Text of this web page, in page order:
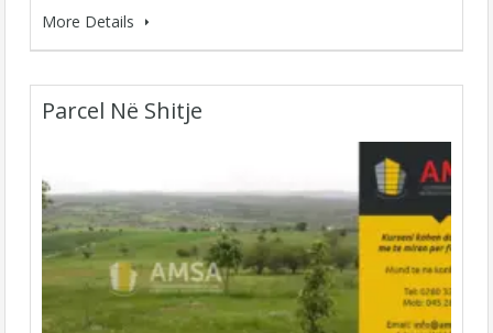
More Details
Parcel Në Shitje